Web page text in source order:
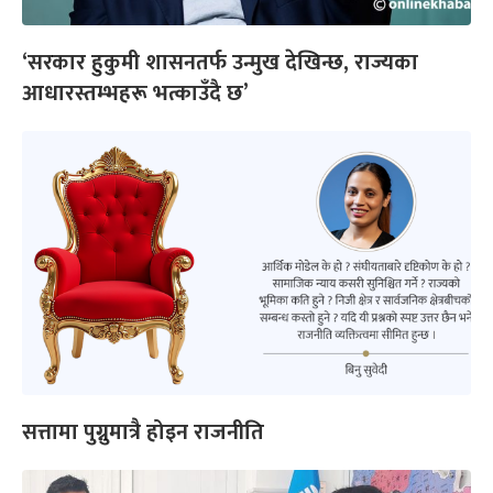
‘सरकार हुकुमी शासनतर्फ उन्मुख देखिन्छ, राज्यका
आधारस्तम्भहरू भत्काउँदै छ’
सत्तामा पुग्नुमात्रै होइन राजनीति